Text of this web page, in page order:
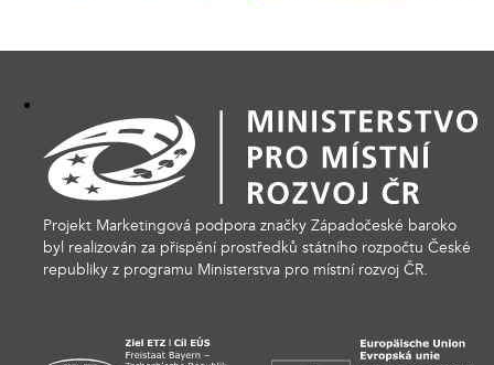
Projekt Marketingová podpora značky Západočeské baroko
byl realizován za přispění prostředků státního rozpočtu České
republiky z programu Ministerstva pro místní rozvoj ČR.